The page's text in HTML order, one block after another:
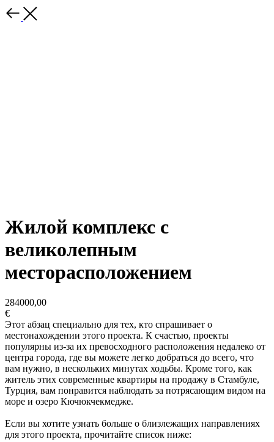
Жилой комплекс с
великолепным
месторасположением
284000,00
€
Этот абзац специально для тех, кто спрашивает о
местонахождении этого проекта. К счастью, проекты
популярны из-за их превосходного расположения недалеко от
центра города, где вы можете легко добраться до всего, что
вам нужно, в нескольких минутах ходьбы. Кроме того, как
житель этих современные квартиры на продажу в Стамбуле,
Турция, вам понравится наблюдать за потрясающим видом на
море и озеро Кючюкчекмедже.
Если вы хотите узнать больше о близлежащих направлениях
для этого проекта, прочитайте список ниже: